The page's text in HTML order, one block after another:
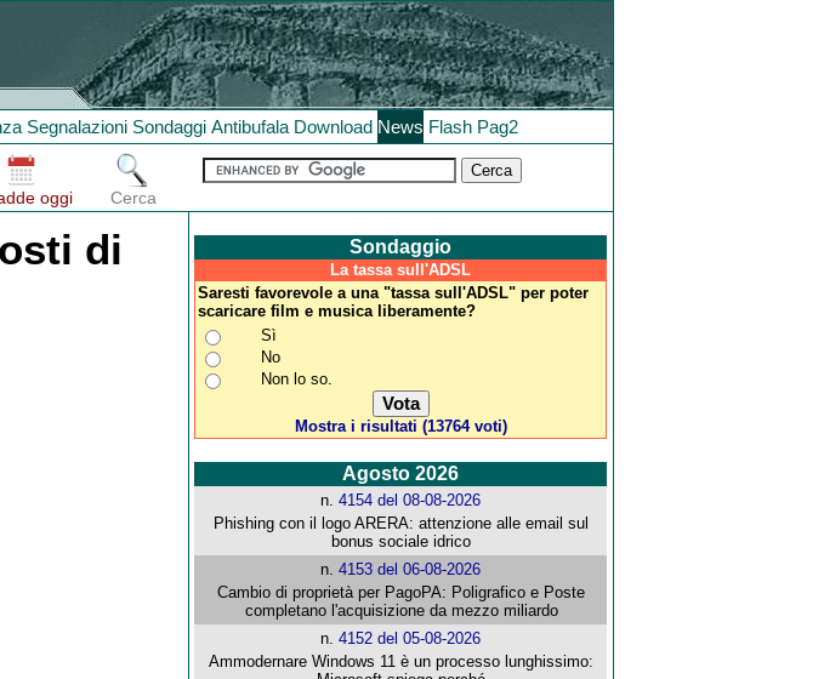
Segnalazioni Sondaggi Antibufala Download News Flash Pag2
oggi Cerca
di
Sondaggio
La tassa sull'ADSL
Saresti favorevole a una "tassa sull'ADSL" per poter
scaricare film e musica liberamente?
Sì
No
Non lo so.
Mostra i risultati (13764 voti)
Agosto 2026
n.4154 del 08-08-2026
Phishing con il logo ARERA: attenzione alle email sul
bonus sociale idrico
n.4153 del 06-08-2026
Cambio di proprietà per PagoPA: Poligrafico e Poste
completano l'acquisizione da mezzo miliardo
n.4152 del 05-08-2026
Ammodernare Windows 11 è un processo lunghissimo: